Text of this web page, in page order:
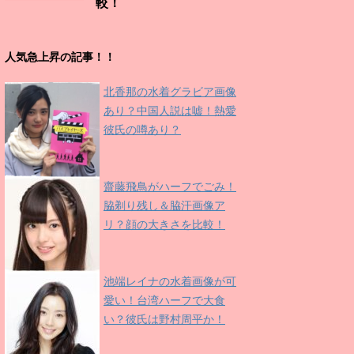
較！
人気急上昇の記事！！
北香那の水着グラビア画像
あり？中国人説は嘘！熱愛
彼氏の噂あり？
齋藤飛鳥がハーフでごみ！
脇剃り残し＆脇汗画像ア
リ？顔の大きさを比較！
池端レイナの水着画像が可
愛い！台湾ハーフで大食
い？彼氏は野村周平か！